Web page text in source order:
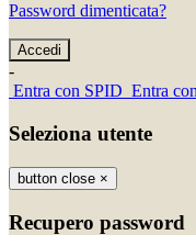
Password dimenticata?
-
Entra con SPID Entra
Seleziona utente
button close ×
Recupero password